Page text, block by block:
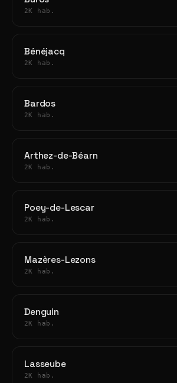
2K hab.
Bénéjacq
2K hab.
Bardos
2K hab.
Arthez-de-Béarn
2K hab.
Poey-de-Lescar
2K hab.
Mazères-Lezons
2K hab.
Denguin
2K hab.
Lasseube
2K hab.